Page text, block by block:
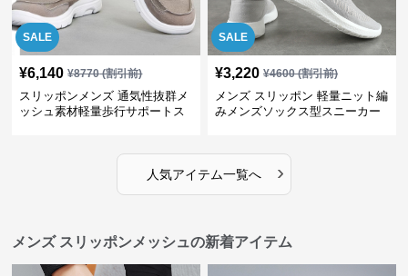
SALE
¥6,140 ¥8770(割引前)
スリッポンメンズ 通気性抜群メ
ッシュ素材軽量歩行サポートス
SALE
¥3,220 ¥4600(割引前)
メンズ スリッポン 軽量ニット編
みメンズソックス型スニーカー
人気アイテム一覧へ ›
メンズ スリッポンメッシュの新着アイテム